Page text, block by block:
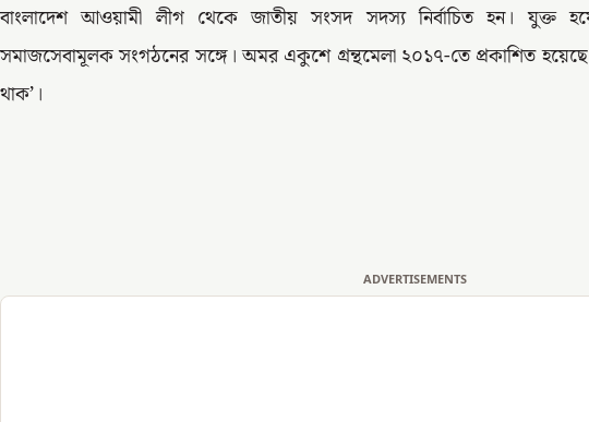
বাংলাদেশ আওয়ামী লীগ থেকে জাতীয় সংসদ সদস্য নির্বাচিত হন। যুক্ত
সমাজসেবামূলক সংগঠনের সঙ্গে। অমর একুশে গ্রন্থমেলা ২০১৭-তে প্রকাশিত
থাক’।
ADVERTISEMENTS